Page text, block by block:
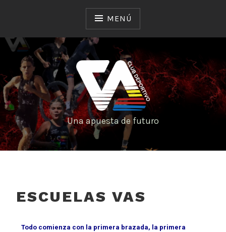
MENÚ
Una apuesta de futuro
ESCUELAS VAS
Todo comienza con la primera brazada, la primera